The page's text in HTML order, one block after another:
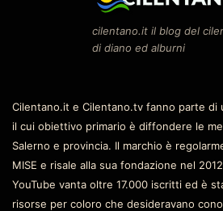
cilentano.it il blog del
di diano ed alburni
Cilentano.it e Cilentano.tv fanno parte di
il cui obiettivo primario è diffondere le
Salerno e provincia. Il marchio è
MISE e risale alla sua fondazione nel
YouTube vanta oltre 17.000 iscritti ed è
risorse per coloro che desideravano